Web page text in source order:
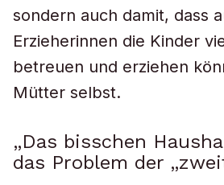
sondern auch damit, dass
Erzieherinnen die Kinder
betreuen und erziehen
Mütter selbst.
„Das bisschen
das Problem der